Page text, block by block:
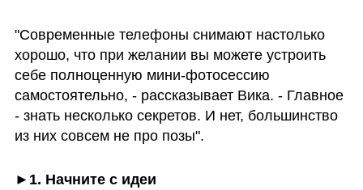
"Современные телефоны снимают настолько
хорошо, что при желании вы можете устроить
себе полноценную мини-фотосессию
самостоятельно, - рассказывает Вика. - Главное
- знать несколько секретов. И нет, большинство
из них совсем не про позы".